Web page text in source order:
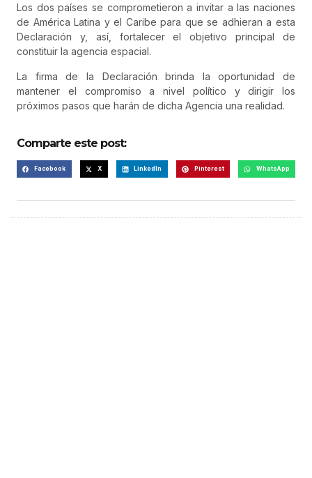
Los dos países se comprometieron a invitar a las naciones
de América Latina y el Caribe para que se adhieran a esta
Declaración y, así, fortalecer el objetivo principal de
constituir la agencia espacial.
La firma de la Declaración brinda la oportunidad de
mantener el compromiso a nivel político y dirigir los
próximos pasos que harán de dicha Agencia una realidad.
Comparte este post:
Facebook X LinkedIn Pinterest WhatsApp